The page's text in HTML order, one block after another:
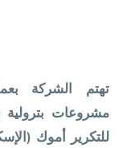
Deaneries
تهتم الشركة
مشروعات
للتكرير أموك